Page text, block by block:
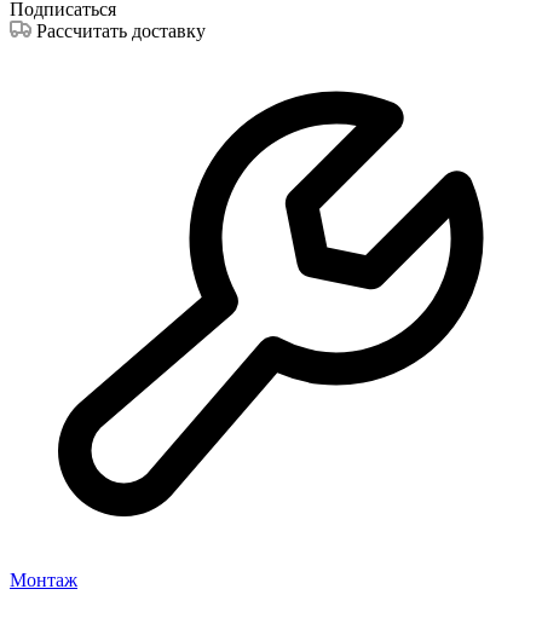
Подписаться
Рассчитать доставку
Монтаж